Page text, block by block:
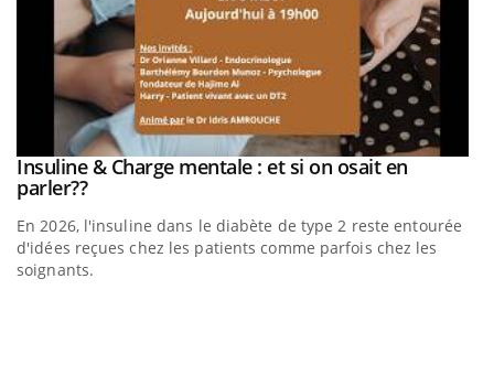
Youtube
Insuline & Charge mentale : et si on osait en
parler??Youtube
En 2026, l'insuline dans le diabète de type 2 reste entourée
d'idées reçues chez les patients comme parfois chez les
soignants.